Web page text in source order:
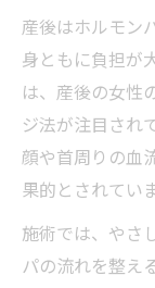
産後はホルモン
身ともに負担が
は、産後の女性
ジ法が注目され
顔や首周りの血
果的とされていま
施術では、やさ
パの流れを整え